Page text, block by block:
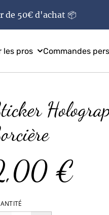
de 50€ d'achat 📦
les pros Commandes
€